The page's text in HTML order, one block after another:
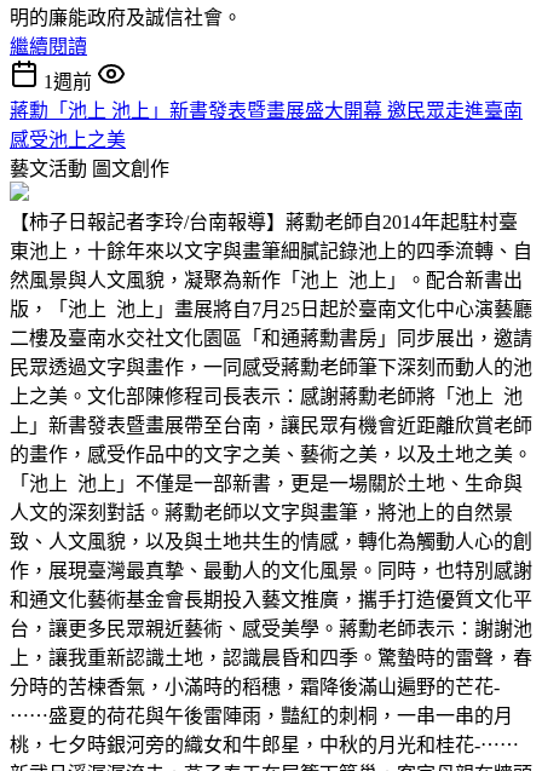
明的廉能政府及誠信社會。
繼續閱讀
1週前
蔣勳「池上 池上」新書發表暨畫展盛大開幕 邀民眾走進臺南
感受池上之美
藝文活動 圖文創作
【柿子日報記者李玲/台南報導】蔣勳老師自2014年起駐村臺
東池上，十餘年來以文字與畫筆細膩記錄池上的四季流轉、自
然風景與人文風貌，凝聚為新作「池上 池上」。配合新書出
版，「池上 池上」畫展將自7月25日起於臺南文化中心演藝廳
二樓及臺南水交社文化園區「和通蔣勳書房」同步展出，邀請
民眾透過文字與畫作，一同感受蔣勳老師筆下深刻而動人的池
上之美。文化部陳修程司長表示：感謝蔣勳老師將「池上 池
上」新書發表暨畫展帶至台南，讓民眾有機會近距離欣賞老師
的畫作，感受作品中的文字之美、藝術之美，以及土地之美。
「池上 池上」不僅是一部新書，更是一場關於土地、生命與
人文的深刻對話。蔣勳老師以文字與畫筆，將池上的自然景
致、人文風貌，以及與土地共生的情感，轉化為觸動人心的創
作，展現臺灣最真摯、最動人的文化風景。同時，也特別感謝
和通文化藝術基金會長期投入藝文推廣，攜手打造優質文化平
台，讓更多民眾親近藝術、感受美學。蔣勳老師表示：謝謝池
上，讓我重新認識土地，認識晨昏和四季。驚蟄時的雷聲，春
分時的苦楝香氣，小滿時的稻穗，霜降後滿山遍野的芒花-
⋯⋯盛夏的荷花與午後雷陣雨，豔紅的刺桐，一串一串的月
桃，七夕時銀河旁的織女和牛郎星，中秋的月光和桂花-⋯⋯